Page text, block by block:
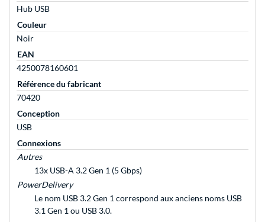
Hub USB
Couleur
Noir
EAN
4250078160601
Référence du fabricant
70420
Conception
USB
Connexions
Autres
13x USB-A 3.2 Gen 1 (5 Gbps)
PowerDelivery
Le nom USB 3.2 Gen 1 correspond aux anciens noms USB
3.1 Gen 1 ou USB 3.0.